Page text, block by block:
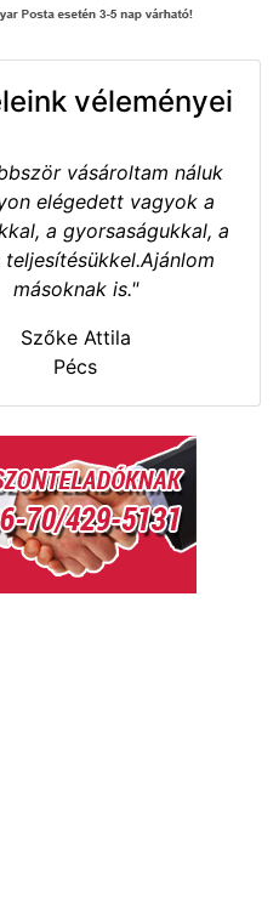
véleményei
vásároltam náluk
elégedett vagyok a
a gyorsaságukkal, a
másoknak is."
Szőke Attila
Pécs